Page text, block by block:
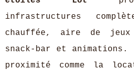
infrastructures
chauffée, aire de jeux
snack-bar et animations.
proximité comme la